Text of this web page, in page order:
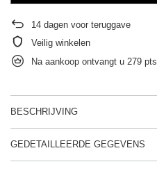
14 dagen voor teruggave
Veilig winkelen
Na aankoop ontvangt u 279 pts.
BESCHRIJVING
GEDETAILLEERDE GEGEVENS